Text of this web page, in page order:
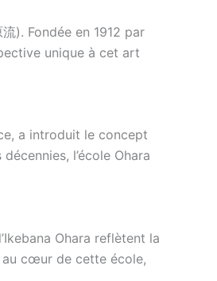
流). Fondée en 1912 par
unique à cet art
a introduit le concept
l’école Ohara
Ohara reflètent la
au cœur de cette école,